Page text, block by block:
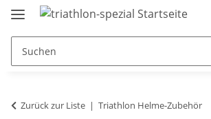
Zurück zur Liste Triathlon Helme-Zubehör